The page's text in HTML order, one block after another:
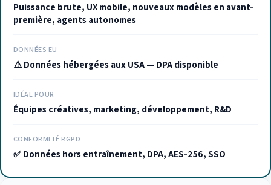
Puissance brute, UX mobile, nouveaux modèles en avant-
première, agents autonomes
DONNÉES EU
⚠️ Données hébergées aux USA — DPA disponible
IDÉAL POUR
Équipes créatives, marketing, développement, R&D
CONFORMITÉ RGPD
✅ Données hors entraînement, DPA, AES-256, SSO